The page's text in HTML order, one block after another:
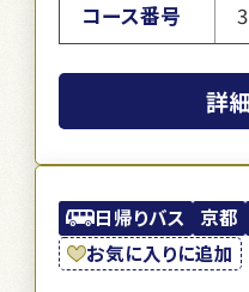
コース番号
詳
日帰りバス 京都
お気に入りに追加